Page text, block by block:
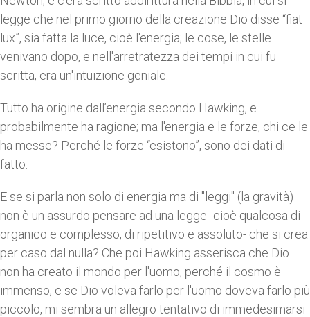
legge che nel primo giorno della creazione Dio disse “fiat
lux”, sia fatta la luce, cioè l'energia; le cose, le stelle
venivano dopo, e nell'arretratezza dei tempi in cui fu
scritta, era un'intuizione geniale.
Tutto ha origine dall’energia secondo Hawking, e
probabilmente ha ragione; ma l'energia e le forze, chi ce le
ha messe? Perché le forze “esistono”, sono dei dati di
fatto.
E se si parla non solo di energia ma di "leggi" (la gravità)
non è un assurdo pensare ad una legge -cioè qualcosa di
organico e complesso, di ripetitivo e assoluto- che si crea
per caso dal nulla? Che poi Hawking asserisca che Dio
non ha creato il mondo per l'uomo, perché il cosmo è
immenso, e se Dio voleva farlo per l'uomo doveva farlo più
piccolo, mi sembra un allegro tentativo di immedesimarsi